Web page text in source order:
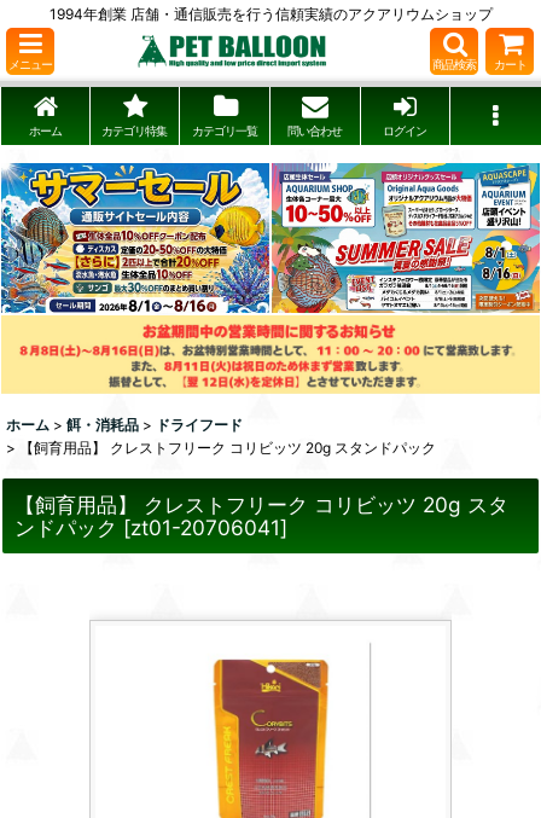
1994年創業 店舗・通信販売を行う信頼実績のアクアリウムショップ
メニュー 商品検索 カート
ホーム カテゴリ特集 カテゴリ一覧 問い合わせ ログイン
ホーム > 餌・消耗品 > ドライフード
>
【飼育用品】 クレストフリーク コリビッツ 20g スタンドパック
【飼育用品】 クレストフリーク コリビッツ 20g スタ
ンドパック [zt01-20706041]